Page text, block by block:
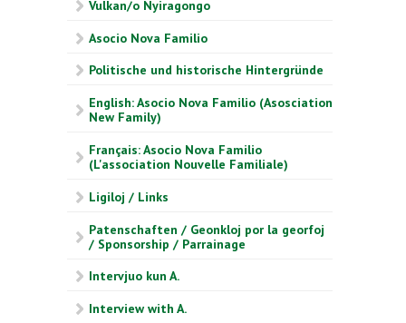
Vulkan/o Nyiragongo
Asocio Nova Familio
Politische und historische Hintergründe
English: Asocio Nova Familio (Asosciation
New Family)
Français: Asocio Nova Familio
(L'association Nouvelle Familiale)
Ligiloj / Links
Patenschaften / Geonkloj por la georfoj
/ Sponsorship / Parrainage
Intervjuo kun A.
Interview with A.